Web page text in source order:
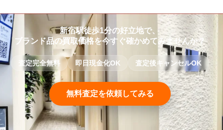
新宿駅徒歩1分の好立地で、
ブランド品の買取価格を今すぐ確かめてみませんか？
査定完全無料 即日現金化OK 査定後キャンセルOK
無料査定を依頼してみる